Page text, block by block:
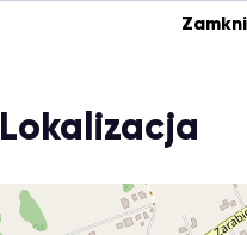
Lokalizacja